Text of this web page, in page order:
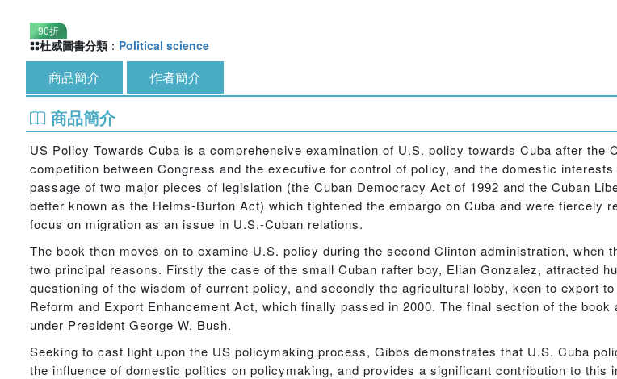
90折
杜威圖書分類 ： Political science
商品簡介 作者簡介
商品簡介
US Policy Towards Cuba is a comprehensive examination of U.S. policy towards Cuba after the
competition between Congress and the executive for control of policy, and the domestic
passage of two major pieces of legislation (the Cuban Democracy Act of 1992 and the Cuban
better known as the Helms-Burton Act) which tightened the embargo on Cuba and were fiercely
focus on migration as an issue in U.S.-Cuban relations.
The book then moves on to examine U.S. policy during the second Clinton administration, when
two principal reasons. Firstly the case of the small Cuban rafter boy, Elian Gonzalez, attracted
questioning of the wisdom of current policy, and secondly the agricultural lobby, keen to export
Reform and Export Enhancement Act, which finally passed in 2000. The final section of the
under President George W. Bush.
Seeking to cast light upon the US policymaking process, Gibbs demonstrates that U.S. Cuba
the influence of domestic politics on policymaking, and provides a significant contribution to this